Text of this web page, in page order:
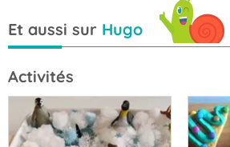
Et aussi sur Hugo
Activités